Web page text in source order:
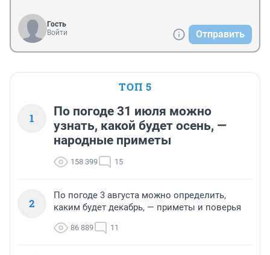
Гость
Войти
Отправить
ТОП 5
1
По погоде 31 июля можно
узнать, какой будет осень, —
народные приметы
158 399 15
2
По погоде 3 августа можно определить,
каким будет декабрь, — приметы и поверья
86 889 11